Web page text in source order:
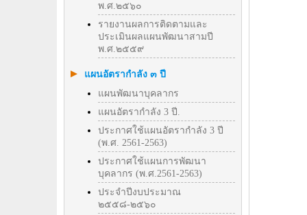
พ.ศ.๒๕๖๐
รายงานผลการติดตามและ
ประเมินผลแผนพัฒนาสามปี
พ.ศ.๒๕๕๙
แผนอัตรากำลัง ๓ ปี
แผนพัฒนาบุคลากร
แผนอัตรากำลัง 3 ปี.
ประกาศใช้แผนอัตรากำลัง 3 ปี
(พ.ศ. 2561-2563)
ประกาศใช้แผนการพัฒนา
บุคลากร (พ.ศ.2561-2563)
ประจำปีงบประมาณ
๒๕๕๘-๒๕๖๐